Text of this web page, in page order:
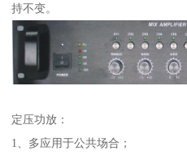
持不变。
定压功放：
1、多应用于公共场合；